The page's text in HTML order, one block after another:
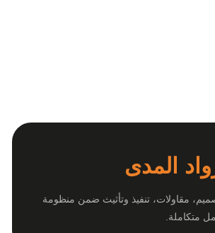
المدى
مقاولات، تنفيذ وتأثيث ضمن منظومة
متكاملة.